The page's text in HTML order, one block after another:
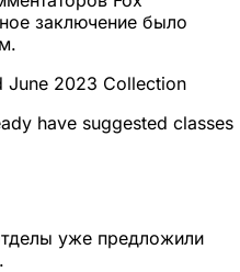
заключение было
June 2023 Collection
have suggested classes
уже предложили